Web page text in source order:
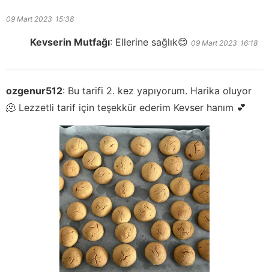
09 Mart 2023 15:38
Kevserin Mutfağı: Ellerine sağlık😊 09 Mart 2023 16:18
ozgenur512: Bu tarifi 2. kez yapıyorum. Harika oluyor
🫠 Lezzetli tarif için teşekkür ederim Kevser hanım 💕